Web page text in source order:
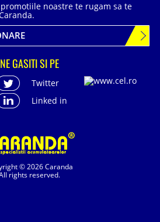
© 2026 Caranda
rights reserved.
noastre te rugam sa te
NE GASITI SI PE
Twitter
Linked in